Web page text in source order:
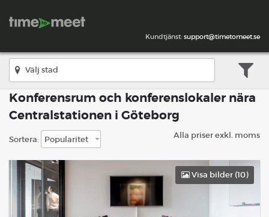
Kundtjänst: support@timetomeet.se
Konferensrum och konferenslokaler nära
Centralstationen i Göteborg
Sortera: Alla priser exkl. moms
Visa bilder (10)